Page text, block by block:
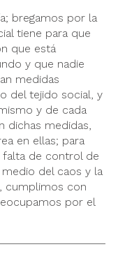
bregamos por la
tiene para que
que está
y que nadie
medidas
del tejido social, y
y de cada
dichas medidas,
en ellas; para
de control de
del caos y la
cumplimos con
por el